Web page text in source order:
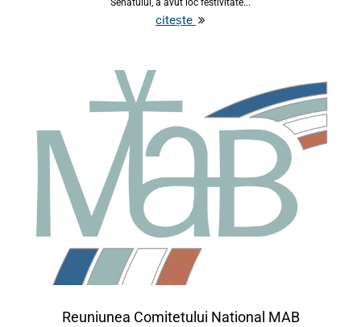
Senatului, a avut loc festivitate...
citește
Reuniunea Comitetului National MAB